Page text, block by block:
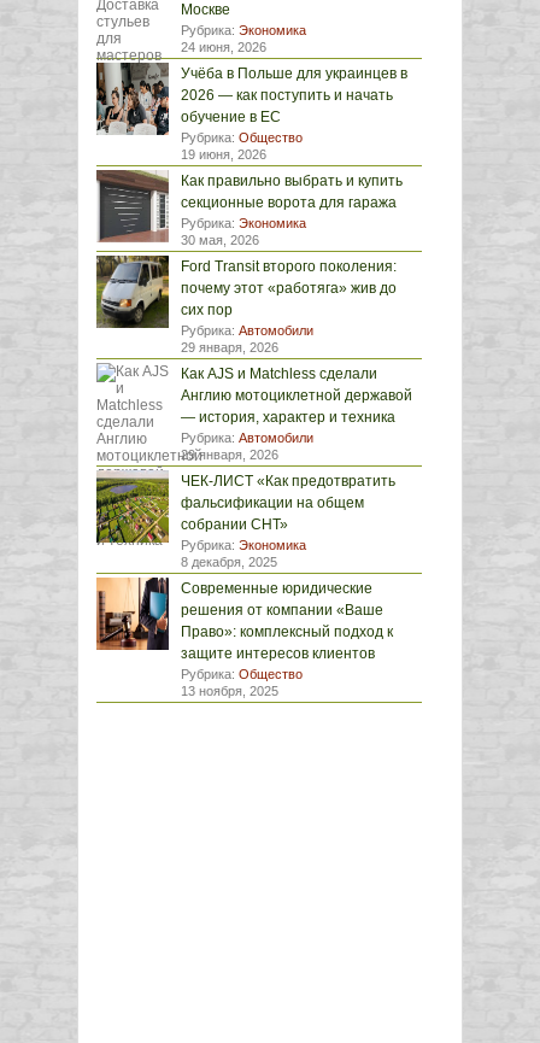
Москве
Рубрика: Экономика
24 июня, 2026
Учёба в Польше для украинцев в
2026 — как поступить и начать
обучение в ЕС
Рубрика: Общество
19 июня, 2026
Как правильно выбрать и купить
секционные ворота для гаража
Рубрика: Экономика
30 мая, 2026
Ford Transit второго поколения:
почему этот «работяга» жив до
сих пор
Рубрика: Автомобили
29 января, 2026
Как AJS и Matchless сделали
Англию мотоциклетной державой
— история, характер и техника
Рубрика: Автомобили
29 января, 2026
ЧЕК-ЛИСТ «Как предотвратить
фальсификации на общем
собрании СНТ»
Рубрика: Экономика
8 декабря, 2025
Современные юридические
решения от компании «Ваше
Право»: комплексный подход к
защите интересов клиентов
Рубрика: Общество
13 ноября, 2025